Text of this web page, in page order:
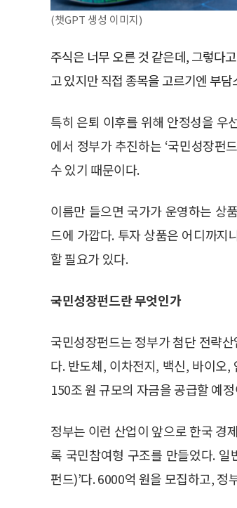
(챗GPT 생성 이미지)
주식은 너무 오른 것 같은데, 그렇다
고 있지만 직접 종목을 고르기엔 부
특히 은퇴 이후를 위해 안정성을 우
에서 정부가 추진하는 ‘국민성장펀
수 있기 때문이다.
이름만 들으면 국가가 운영하는 상
드에 가깝다. 투자 상품은 어디까지
할 필요가 있다.
국민성장펀드란 무엇인가
국민성장펀드는 정부가 첨단 전략
다. 반도체, 이차전지, 백신, 바이오
150조 원 규모의 자금을 공급할 예
정부는 이런 산업이 앞으로 한국 경
록 국민참여형 구조를 만들었다. 일
펀드)’다. 6000억 원을 모집하고,